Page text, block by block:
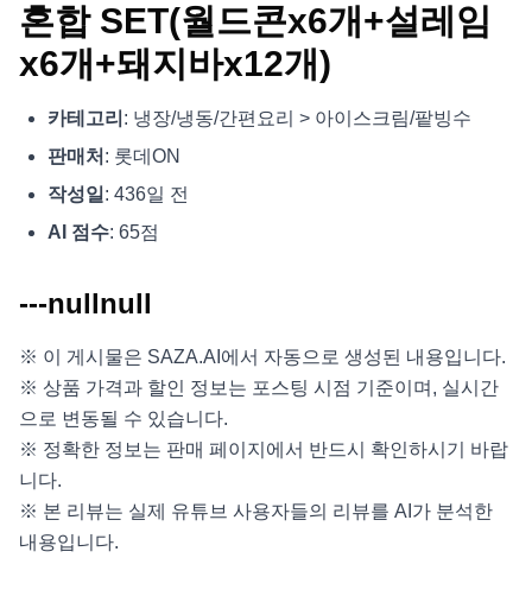
혼합 SET(월드콘x6개+설레임
x6개+돼지바x12개)
카테고리 : 냉장/냉동/간편요리 > 아이스크림/팥빙수
판매처 : 롯데ON
작성일: 436일 전
AI 점수: 65점
---nullnull
※ 이 게시물은 SAZA.AI에서 자동으로 생성된 내용입니다.
※ 상품 가격과 할인 정보는 포스팅 시점 기준이며, 실시간
으로 변동될 수 있습니다.
※ 정확한 정보는 판매 페이지에서 반드시 확인하시기 바랍
니다.
※ 본 리뷰는 실제 유튜브 사용자들의 리뷰를 AI가 분석한
내용입니다.